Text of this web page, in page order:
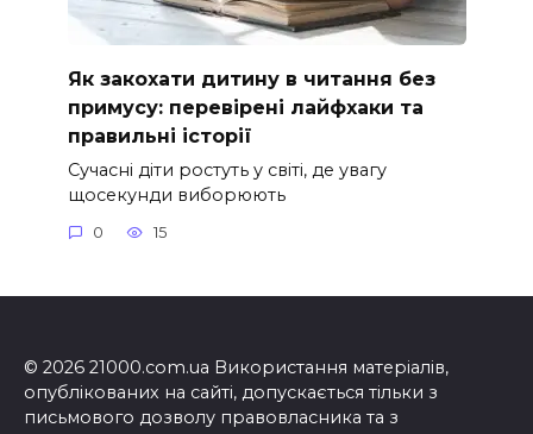
Як закохати дитину в читання без
примусу: перевірені лайфхаки та
правильні історії
Сучасні діти ростуть у світі, де увагу
щосекунди виборюють
0 15
© 2026 21000.com.ua Використання матеріалів,
опублікованих на сайті, допускається тільки з
письмового дозволу правовласника та з